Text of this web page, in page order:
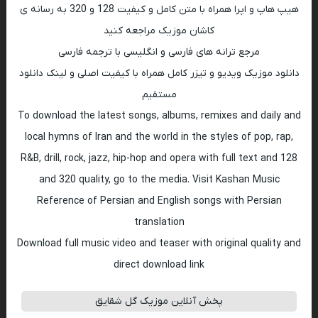
هیپ هاپ و اپرا همراه با متن کامل و کیفیت 128 و 320 به رسانه ی
کاشان موزیک مراجعه کنید
مرجع ترانه های فارسی و انگلیسی با ترجمه فارسی
دانلود موزیک ویدیو و تیزر کامل همراه با کیفیت اصلی و لینک دانلود
مستقیم
To download the latest songs, albums, remixes and daily and
local hymns of Iran and the world in the styles of pop, rap,
R&B, drill, rock, jazz, hip-hop and opera with full text and 128
and 320 quality, go to the media. Visit Kashan Music
Reference of Persian and English songs with Persian
translation
Download full music video and teaser with original quality and
direct download link
پخش آنلاین موزیک گل شقایق